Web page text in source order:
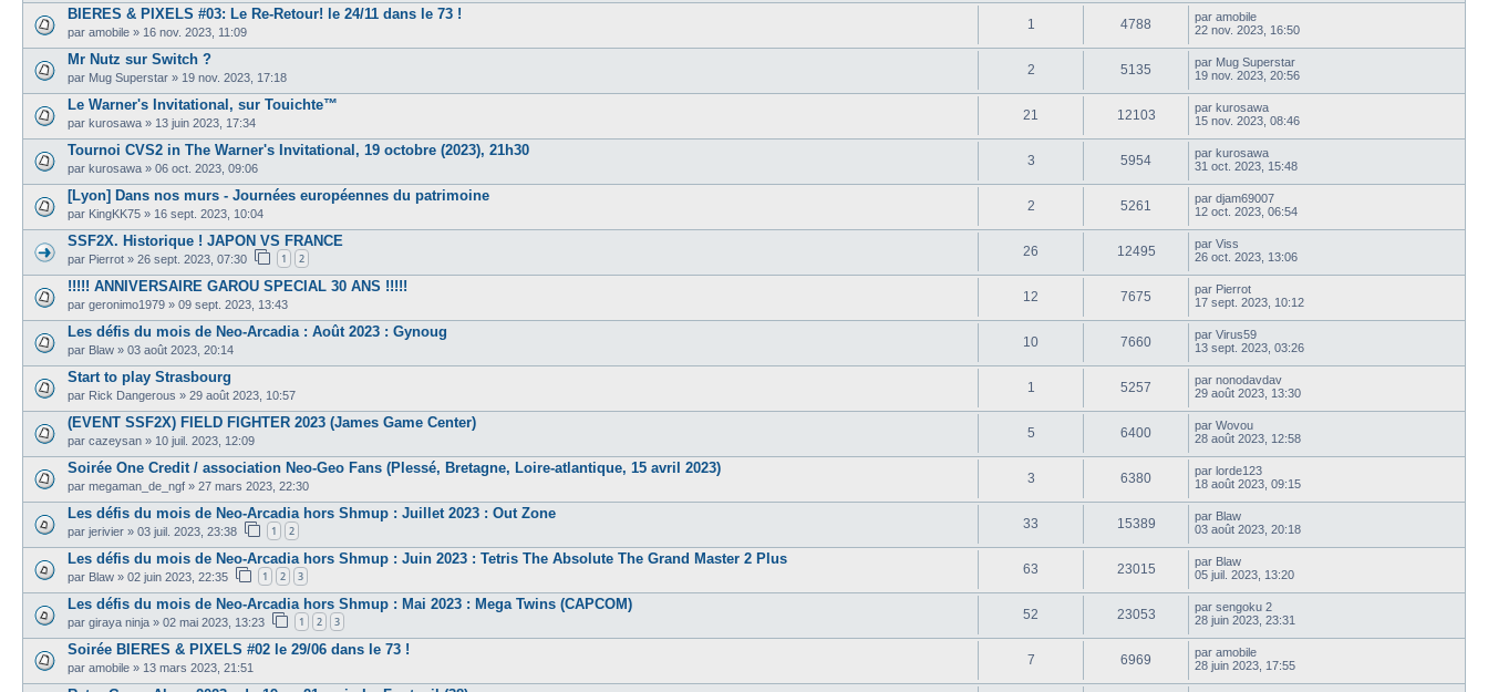
BIERES & PIXELS #03: Le Re-Retour! le 24/11 dans le 73 !
par amobile » 16 nov. 2023, 11:09
1 4788 par amobile
22 nov. 2023, 16:50
Mr Nutz sur Switch ?
par Mug Superstar » 19 nov. 2023, 17:18
2 5135 par Mug Superstar
19 nov. 2023, 20:56
Le Warner's Invitational, sur Touichte™
par kurosawa » 13 juin 2023, 17:34
21 12103 par kurosawa
15 nov. 2023, 08:46
Tournoi CVS2 in The Warner's Invitational, 19 octobre (2023), 21h30
par kurosawa » 06 oct. 2023, 09:06
3 5954 par kurosawa
31 oct. 2023, 15:48
[Lyon] Dans nos murs - Journées européennes du patrimoine
par KingKK75 » 16 sept. 2023, 10:04
2 5261 par djam69007
12 oct. 2023, 06:54
SSF2X. Historique ! JAPON VS FRANCE
par Pierrot » 26 sept. 2023, 07:30 1 2 26 12495 par Viss
26 oct. 2023, 13:06
!!!!! ANNIVERSAIRE GAROU SPECIAL 30 ANS !!!!!
par geronimo1979 » 09 sept. 2023, 13:43
12 7675 par Pierrot
17 sept. 2023, 10:12
Les défis du mois de Neo-Arcadia : Août 2023 : Gynoug
par Blaw » 03 août 2023, 20:14
10 7660 par Virus59
13 sept. 2023, 03:26
Start to play Strasbourg
par Rick Dangerous » 29 août 2023, 10:57
1 5257 par nonodavdav
29 août 2023, 13:30
(EVENT SSF2X) FIELD FIGHTER 2023 (James Game Center)
par cazeysan » 10 juil. 2023, 12:09
5 6400 par Wovou
28 août 2023, 12:58
Soirée One Credit / association Neo-Geo Fans (Plessé, Bretagne, Loire-atlantique, 15 avril 2023)
par megaman_de_ngf » 27 mars 2023, 22:30
3 6380 par lorde123
18 août 2023, 09:15
Les défis du mois de Neo-Arcadia hors Shmup : Juillet 2023 : Out Zone
par jerivier » 03 juil. 2023, 23:38 1 2 33 15389 par Blaw
03 août 2023, 20:18
Les défis du mois de Neo-Arcadia hors Shmup : Juin 2023 : Tetris The Absolute The Grand Master 2 Plus
par Blaw » 02 juin 2023, 22:35 1 2 3 63 23015 par Blaw
05 juil. 2023, 13:20
Les défis du mois de Neo-Arcadia hors Shmup : Mai 2023 : Mega Twins (CAPCOM)
par giraya ninja » 02 mai 2023, 13:23 1 2 3 52 23053 par sengoku 2
28 juin 2023, 23:31
Soirée BIERES & PIXELS #02 le 29/06 dans le 73 !
par amobile » 13 mars 2023, 21:51
7 6969 par amobile
28 juin 2023, 17:55